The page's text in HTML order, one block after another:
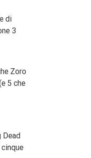
di
3
Zoro
5 che
Dead